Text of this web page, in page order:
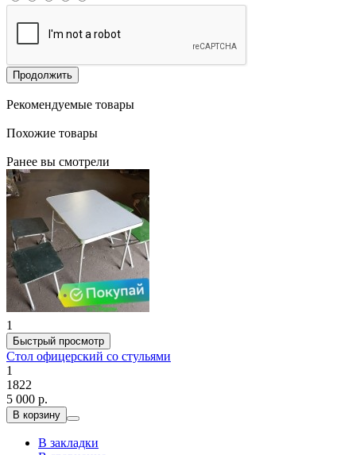
Продолжить
Рекомендуемые товары
Похожие товары
Ранее вы смотрели
1
Быстрый просмотр
Стол офицерский со стульями
1
1822
5 000 р.
В корзину
В закладки